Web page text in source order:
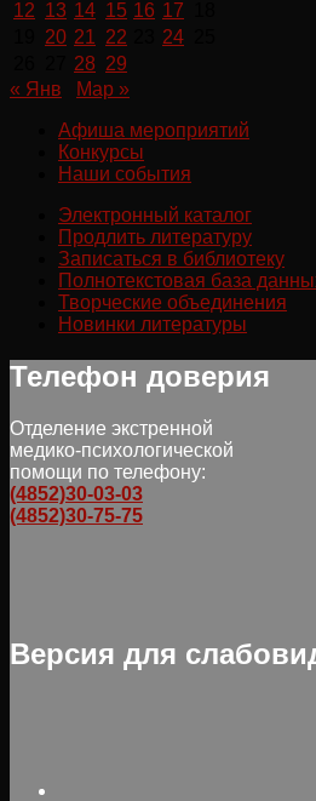
12 13 14 15 16 17
20 21 22 24
28 29
« Янв
Мар »
Афиша мероприятий
Конкурсы
Наши события
Электронный каталог
Продлить литературу
Записаться в библиотеку
Полнотекстовая база
Творческие объединения
Новинки литературы
Телефон доверия
Отделение экстренной
медико-психологической
помощи по телефону:
(4852)30-03-03
(4852)30-75-75
Версия для